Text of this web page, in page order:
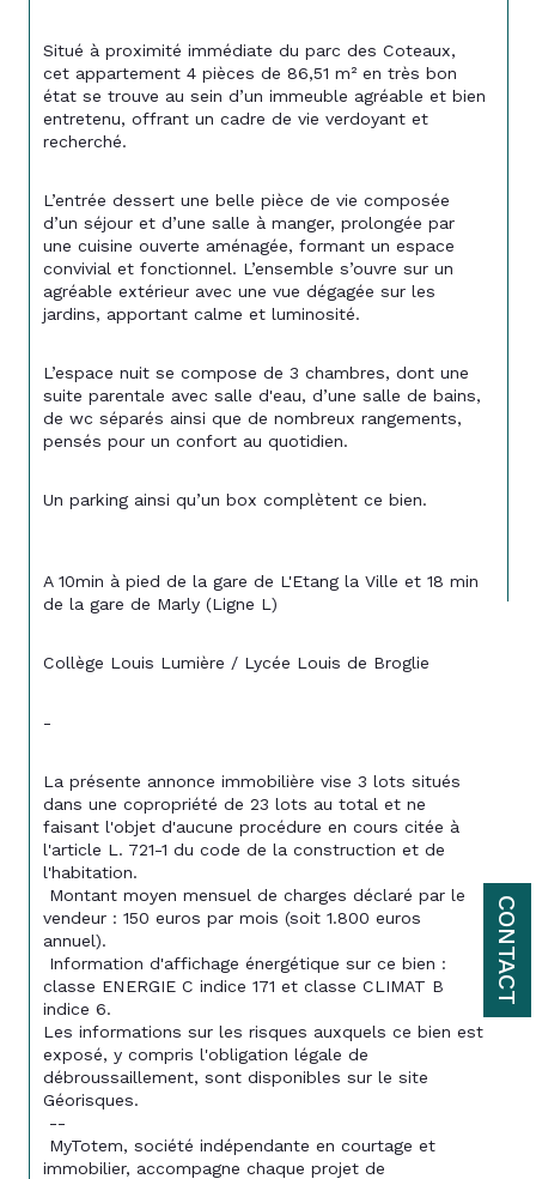
CONTACT
Situé à proximité immédiate du parc des Coteaux,
cet appartement 4 pièces de 86,51 m² en très bon
état se trouve au sein d’un immeuble agréable et bien
entretenu, offrant un cadre de vie verdoyant et
recherché.
L’entrée dessert une belle pièce de vie composée
d’un séjour et d’une salle à manger, prolongée par
une cuisine ouverte aménagée, formant un espace
convivial et fonctionnel. L’ensemble s’ouvre sur un
agréable extérieur avec une vue dégagée sur les
jardins, apportant calme et luminosité.
L’espace nuit se compose de 3 chambres, dont une
suite parentale avec salle d'eau, d’une salle de bains,
de wc séparés ainsi que de nombreux rangements,
pensés pour un confort au quotidien.
Un parking ainsi qu’un box complètent ce bien.
A 10min à pied de la gare de L'Etang la Ville et 18 min
de la gare de Marly (Ligne L)
Collège Louis Lumière / Lycée Louis de Broglie
-
La présente annonce immobilière vise 3 lots situés
dans une copropriété de 23 lots au total et ne
faisant l'objet d'aucune procédure en cours citée à
l'article L. 721-1 du code de la construction et de
l'habitation.
vendeur : 150 euros par mois (soit 1.800 euros
annuel).
classe ENERGIE C indice 171 et classe CLIMAT B
indice 6.
Les informations sur les risques auxquels ce bien est
exposé, y compris l'obligation légale de
débroussaillement, sont disponibles sur le site
Géorisques.
--
immobilier, accompagne chaque projet de